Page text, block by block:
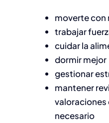
moverte con
trabajar
cuidar la
dormir mejor
gestionar
mantener
valoraciones
necesario